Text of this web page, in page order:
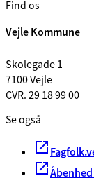
Find os
Vejle Kommune
Skolegade 1
7100 Vejle
CVR. 29 18 99 00
Se også